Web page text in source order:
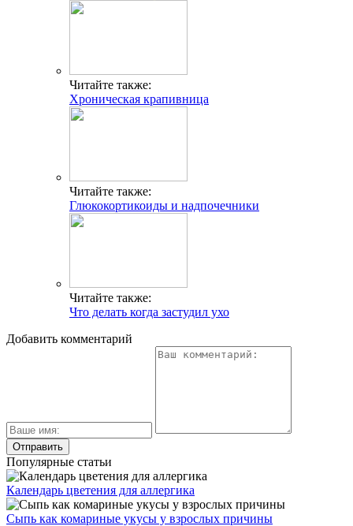
Читайте также:
Хроническая крапивница
Читайте также:
Глюкокортикоиды и надпочечники
Читайте также:
Что делать когда застудил ухо
Добавить комментарий
Популярные статьи
Календарь цветения для аллергика
Сыпь как комариные укусы у взрослых причины